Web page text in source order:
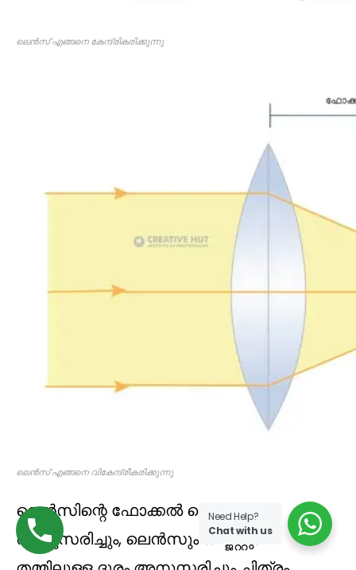
ലെന്‍സ്‌ എങ്ങനെ കേന്ദ്രികരിക്കുന്നു
ലെന്‍സ്‌ എങ്ങനെ വികേന്ദ്രീകരിക്കുന്നു
ലെൻസിന്റെ ഫോക്കൽ ലെങ്ത്
അനുസരിച്ചും, ലെൻസും ഒബ്ജക്റ്റും
Need Help?
Chat with us